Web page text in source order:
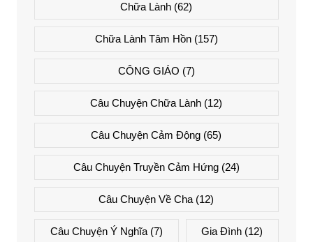
Chữa Lành (62)
Chữa Lành Tâm Hồn(157)
CÔNG GIÁO (7)
Câu Chuyện Chữa Lành (12)
Câu Chuyện Cảm Động (65)
Câu Chuyện Truyền Cảm Hứng(24)
Câu Chuyện Về Cha (12)
Câu Chuyện Ý Nghĩa(7) Gia Đình (12)